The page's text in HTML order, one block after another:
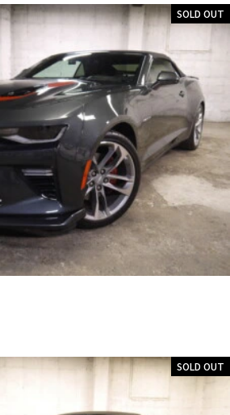
SOLD OUT
SOLD OUT